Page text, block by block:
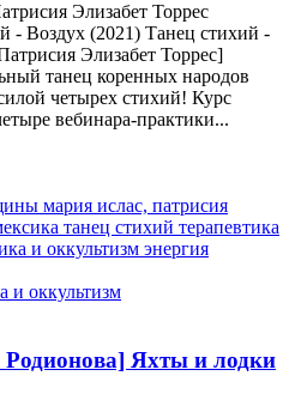
Элизабет Торрес
- Воздух (2021) Танец стихий -
Элизабет Торрес]
танец коренных народов
четырех стихий! Курс
вебинара-практики...
мария ислас, патрисия
танец стихий терапевтика
и оккультизм энергия
и оккультизм
Яхты и лодки